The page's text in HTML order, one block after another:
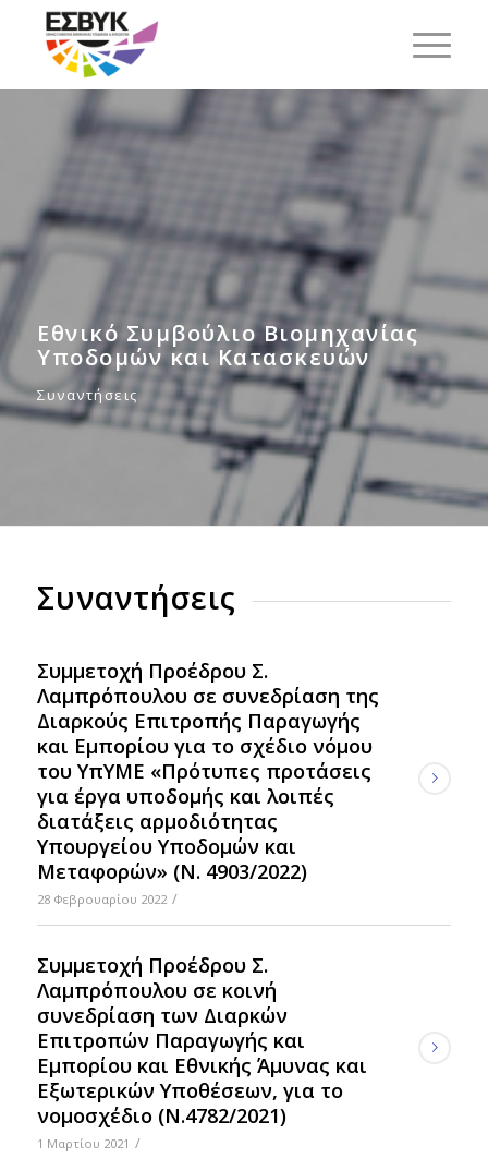
Εθνικό Συμβούλιο Βιομηχανίας
Υποδομών και Κατασκευών
Συναντήσεις
Συναντήσεις
Συμμετοχή Προέδρου Σ.
Λαμπρόπουλου σε συνεδρίαση της
Διαρκούς Επιτροπής Παραγωγής
και Εμπορίου για το σχέδιο νόμου
του ΥπΥΜΕ «Πρότυπες προτάσεις
για έργα υποδομής και λοιπές
διατάξεις αρμοδιότητας
Υπουργείου Υποδομών και
Μεταφορών» (Ν. 4903/2022)
28 Φεβρουαρίου 2022 /
Συμμετοχή Προέδρου Σ.
Λαμπρόπουλου σε κοινή
συνεδρίαση των Διαρκών
Επιτροπών Παραγωγής και
Εμπορίου και Εθνικής Άμυνας και
Εξωτερικών Υποθέσεων, για το
νομοσχέδιο (Ν.4782/2021)
1 Μαρτίου 2021 /